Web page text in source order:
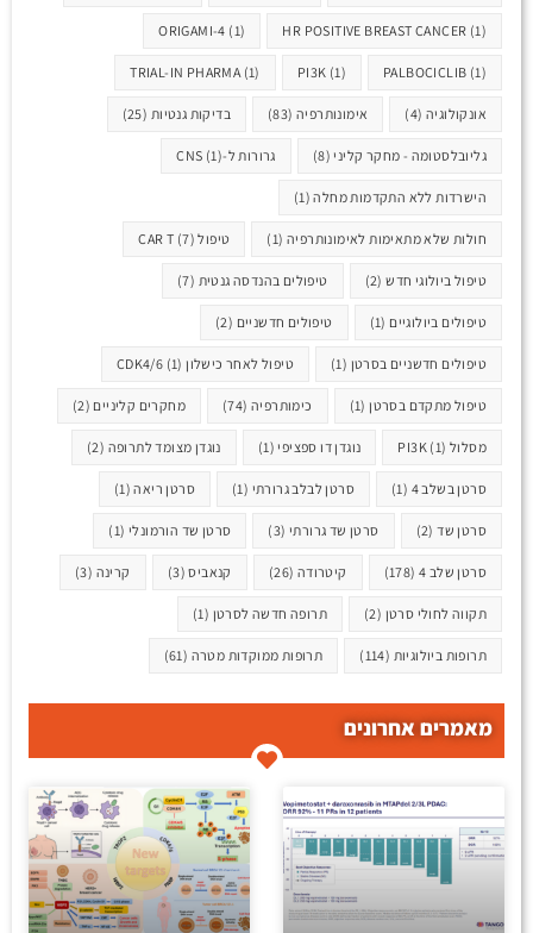
HR POSITIVE BREAST CANCER (1)
ORIGAMI-4 (1)
PALBOCICLIB (1)
PI3K (1)
TRIAL-IN PHARMA(1)
אונקולוגיה (4) אימונותרפיה (83) בדיקות גנטיות (25)
גליובלסטומה - מחקר קליני(8) גרורות ל-CNS(1)
הישרדות ללא התקדמות מחלה(1)
חולות שלא מתאימות לאימונותרפיה (1) טיפול CAR T (7)
טיפול ביולוגי חדש(2) טיפולים בהנדסה גנטית (7)
טיפולים ביולוגיים (1) טיפולים חדשניים (2)
טיפולים חדשניים בסרטן (1) טיפול לאחר כישלון CDK4/6 (1)
טיפול מתקדם בסרטן(1) כימותרפיה (74) מחקרים קליניים (2)
מסלול PI3K (1) נוגדן דו ספציפי(1) נוגדן מצומד לתרופה (2)
סרטן בשלב 4 (1) סרטן לבלב גרורתי (1) סרטן ריאה(1)
סרטן שד(2) סרטן שד גרורתי (3) סרטן שד הורמונלי (1)
סרטן שלב 4 (178) קיטרודה (26) קנאביס(3) קרינה (3)
תקווה לחולי סרטן (2) תרופה חדשה לסרטן (1)
תרופות ביולוגיות (114) תרופות ממוקדות מטרה (61)
מאמרים אחרונים